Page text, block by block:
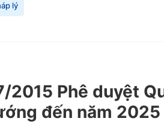
lý
Phê duyệt
đến năm 2025